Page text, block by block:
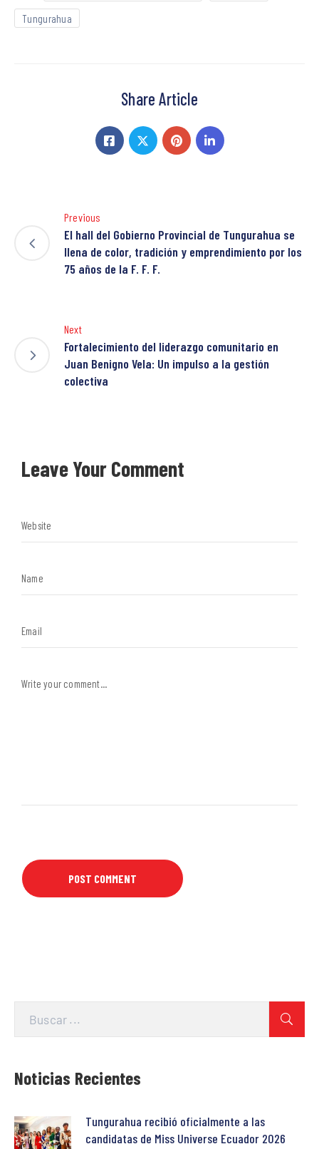
Tungurahua
Share Article
Previous
El hall del Gobierno Provincial de Tungurahua se
llena de color, tradición y emprendimiento por los
75 años de la F. F. F.
Next
Fortalecimiento del liderazgo comunitario en
Juan Benigno Vela: Un impulso a la gestión
colectiva
Leave Your Comment
Noticias Recientes
Tungurahua recibió oficialmente a las
candidatas de Miss Universe Ecuador 2026